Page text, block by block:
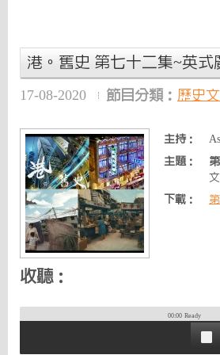
港。舊史 第七十二集~英式
17-08-2020 節目分類： 歷史
主持：
主題：
下載：
收聽：
00:00 Ready